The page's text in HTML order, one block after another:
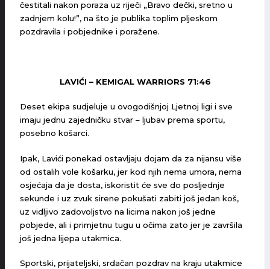
čestitali nakon poraza uz riječi „Bravo dečki, sretno u
zadnjem kolu!”, na što je publika toplim pljeskom
pozdravila i pobjednike i poražene.
LAVIĆI – KEMIGAL WARRIORS 71:46
Deset ekipa sudjeluje u ovogodišnjoj Ljetnoj ligi i sve
imaju jednu zajedničku stvar – ljubav prema sportu,
posebno košarci.
Ipak, Lavići ponekad ostavljaju dojam da za nijansu više
od ostalih vole košarku, jer kod njih nema umora, nema
osjećaja da je dosta, iskoristit će sve do posljednje
sekunde i uz zvuk sirene pokušati zabiti još jedan koš,
uz vidljivo zadovoljstvo na licima nakon još jedne
pobjede, ali i primjetnu tugu u očima zato jer je završila
još jedna lijepa utakmica.
Sportski, prijateljski, srdačan pozdrav na kraju utakmice